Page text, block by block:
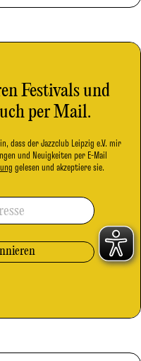
Festivals und
per Mail.
dass der Jazzclub Leipzig e.V. mir
und Neuigkeiten per E-Mail
gelesen und akzeptiere sie.